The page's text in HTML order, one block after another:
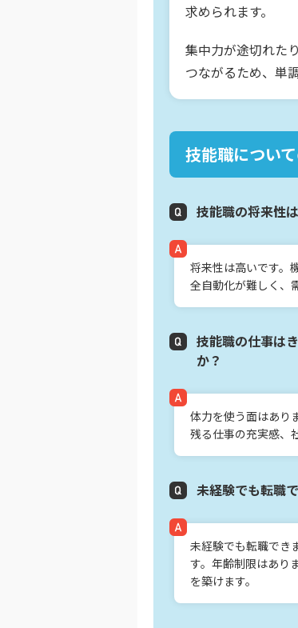
求められます。
集中力が途切れた
つながるため、単
技能職につい
技能職の将来性
将来性は高いです。
全自動化が難しく、
技能職の仕事は
か？
体力を使う面はあり
残る仕事の充実感、
未経験でも転職
未経験でも転職でき
す。年齢制限はあり
を築けます。